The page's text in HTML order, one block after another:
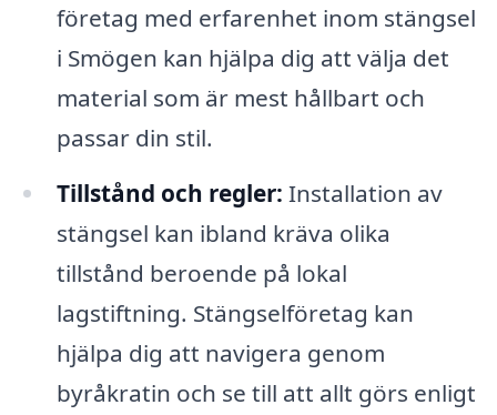
företag med erfarenhet inom stängsel
i Smögen kan hjälpa dig att välja det
material som är mest hållbart och
passar din stil.
Tillstånd och regler: Installation av
stängsel kan ibland kräva olika
tillstånd beroende på lokal
lagstiftning. Stängselföretag kan
hjälpa dig att navigera genom
byråkratin och se till att allt görs enligt